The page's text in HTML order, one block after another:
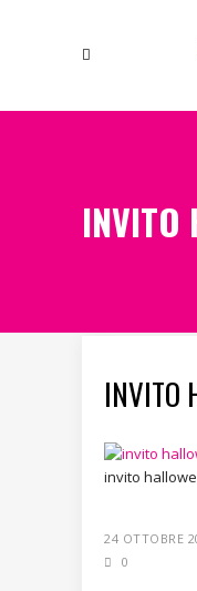
INVITO
INVITO
invito
24 OTTOBRE
0